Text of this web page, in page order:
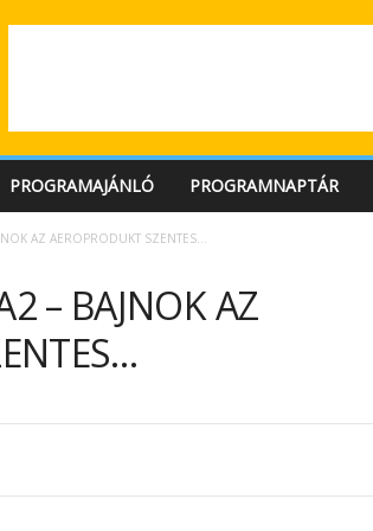
PROGRAMAJÁNLÓ PROGRAMNAPTÁR
AZ AEROPRODUKT SZENTES…
– BAJNOK AZ